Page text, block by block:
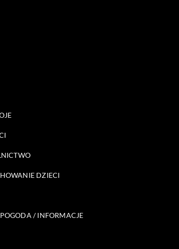
DZIECI
/ INFORMACJE